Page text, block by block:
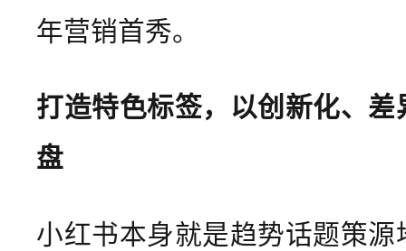
年营销首秀。
打造特色标签，以创新化、
盘
小红书本身就是趋势话题策